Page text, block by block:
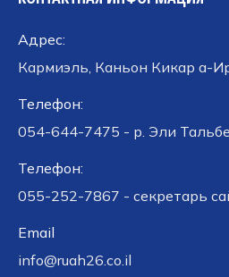
Адрес:
Кармиэль, Каньон Кикар а-
Телефон:
054-644-7475 - р. Эли
Телефон:
055-252-7867 - секретарь
Email
info@ruah26.co.il